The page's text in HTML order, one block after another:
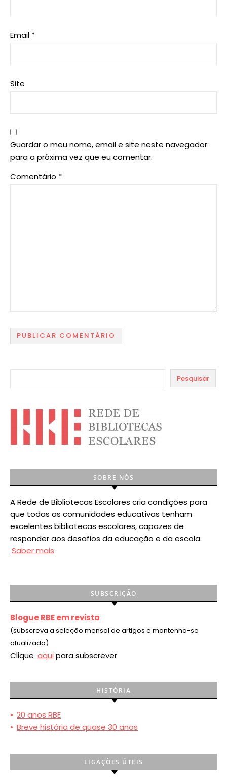
Email *
Site
Guardar o meu nome, email e site neste navegador
para a próxima vez que eu comentar.
Comentário *
Pesquisar
SOBRE NÓS
A Rede de Bibliotecas Escolares cria condições para
que todas as comunidades educativas tenham
excelentes bibliotecas escolares, capazes de
responder aos desafios da educação e da escola.
Saber mais
SUBSCRIÇÃO
Blogue RBE em revista
(subscreva a seleção mensal de artigos e mantenha-se
atualizado)
Clique aqui para subscrever
HISTÓRIA
• 20 anos RBE
• Breve história de quase 30 anos
LIGAÇÕES ÚTEIS